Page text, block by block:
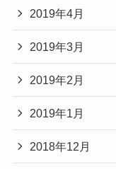
2019年4月
2019年3月
2019年2月
2019年1月
2018年12月